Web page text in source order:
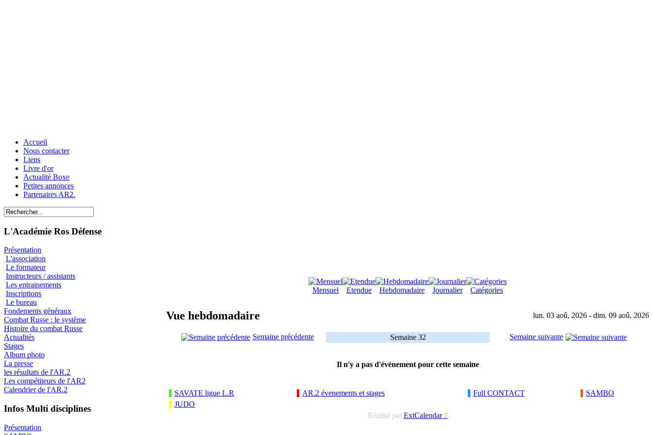
Accueil
Nous contacter
Liens
Livre d'or
Actualité Boxe
Petites annonces
Partenaires AR2.
L'Académie Ros Défense
Présentation
L'association
Le formateur
Instructeurs / assistants
Les entrainements
Inscriptions
Le bureau
Fondements généraux
Combat Russe : le système
Histoire du combat Russe
Actualités
Stages
Album photo
La presse
les résultats de l'AR.2
Les compétiteurs de l'AR2
Calendrier de l'AR.2
Infos Multi disciplines
Présentation
Mensuel Etendue Hebdomadaire Journalier Catégories
Vue hebdomadaire lun. 03 aoû, 2026 - dim. 09 aoû, 2026
Semaine précédente Semaine 32 Semaine suivante
Il n'y a pas d'événement pour cette semaine
SAVATE ligue L.R AR.2 évenements et stages Full CONTACT
SAMBO
JUDO
Réalisé par ExtCalendar 2